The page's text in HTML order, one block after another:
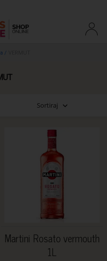
/
Sortiraj
Martini Rosato vermouth
1L